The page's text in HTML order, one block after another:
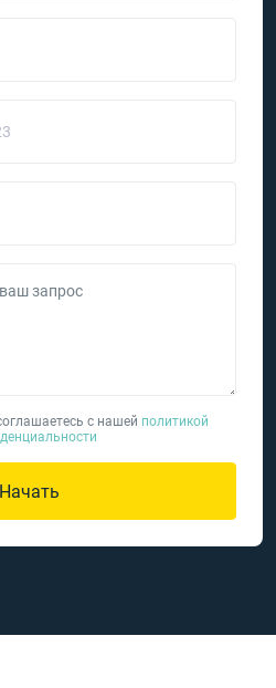
запрос
с нашей политикой
Начать